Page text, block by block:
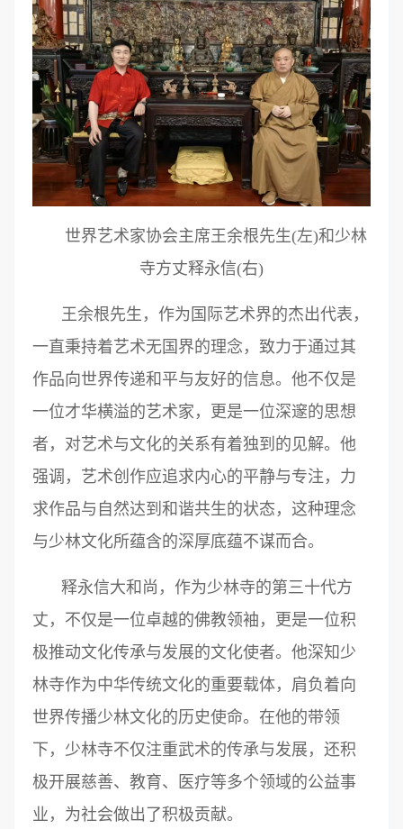
世界艺术家协会主席王余根先生(左)和少林
寺方丈释永信(右)
王余根先生，作为国际艺术界的杰出代表，
一直秉持着艺术无国界的理念，致力于通过其
作品向世界传递和平与友好的信息。他不仅是
一位才华横溢的艺术家，更是一位深邃的思想
者，对艺术与文化的关系有着独到的见解。他
强调，艺术创作应追求内心的平静与专注，力
求作品与自然达到和谐共生的状态，这种理念
与少林文化所蕴含的深厚底蕴不谋而合。
释永信大和尚，作为少林寺的第三十代方
丈，不仅是一位卓越的佛教领袖，更是一位积
极推动文化传承与发展的文化使者。他深知少
林寺作为中华传统文化的重要载体，肩负着向
世界传播少林文化的历史使命。在他的带领
下，少林寺不仅注重武术的传承与发展，还积
极开展慈善、教育、医疗等多个领域的公益事
业，为社会做出了积极贡献。